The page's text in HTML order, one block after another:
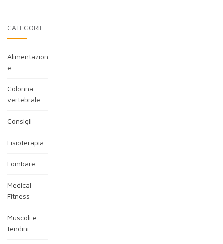
CATEGORIE
Alimentazion
e
Colonna
vertebrale
Consigli
Fisioterapia
Lombare
Medical
Fitness
Muscoli e
tendini